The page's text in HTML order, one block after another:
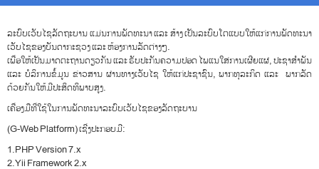
l
n
a
v
i
g
a
i
o
n
ລະບົບເວັບໄຊລັດຖະບານ ແມ່ນການພັດທະນາ ແລະ ສ້າງ ເປັນລະບົບໂຕແບບໃຫ້ແກ່ການພັດທະນາ
ເວັບໄຊຂອງບັນດາກະຊວງ ແລະ ຫ້ອງການລັດຕ່າງໆ.
ເພື່ອໃຫ້ເປັນມາດຕະຖານດຽວກັນ ແລະ ຮັບປະກັນຄວາມປອດ ໄພແນໃສ່ການເຜີຍແຜ່, ປະຊາສຳພັນ
ແລະ ບໍລິການຂໍ້ມູນ ຂ່າວສານ ຜ່ານທາງເວັບໄຊ ໃຫ້ແກ່ປະຊາຊົນ, ພາກທຸລະກິດ ແລະ ພາກລັດ
ດ້ວຍກັນໃຫ້ມີປະສິດທິພາບສູງ.
ເຄື່ອງມືທີ່ໃຊ້ໃນການພັດທະນາລະບົບເວັບໄຊຂອງລັດຖະບານ
(G-Web Platform) ເຊີ່ງປະກອບມີ:
1.PHP Version 7.x
2.Yii Framework 2.x